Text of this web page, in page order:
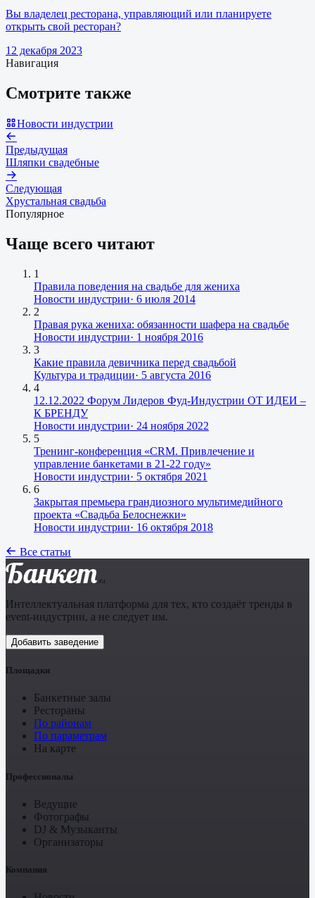
Вы владелец ресторана, управляющий или планируете
открыть свой ресторан?
12 декабря 2023
Навигация
Смотрите также
Новости индустрии
Предыдущая
Шляпки свадебные
Следующая
Хрустальная свадьба
Популярное
Чаще всего читают
1
Правила поведения на свадьбе для жениха
Новости индустрии· 6 июля 2014
2
Правая рука жениха: обязанности шафера на свадьбе
Новости индустрии· 1 ноября 2016
3
Какие правила девичника перед свадьбой
Культура и традиции· 5 августа 2016
4
12.12.2022 Форум Лидеров Фуд-Индустрии ОТ ИДЕИ –
К БРЕНДУ
Новости индустрии· 24 ноября 2022
5
Тренинг-конференция «CRM. Привлечение и
управление банкетами в 21-22 году»
Новости индустрии· 5 октября 2021
6
Закрытая премьера грандиозного мультимедийного
проекта «Свадьба Белоснежки»
Новости индустрии· 16 октября 2018
Все статьи
Банкет .ru
Интеллектуальная платформа для тех, кто создаёт тренды в
event-индустрии, а не следует им.
Добавить заведение
Площадки
Банкетные залы
Рестораны
По районам
По параметрам
На карте
Профессионалы
Ведущие
Фотографы
DJ & Музыканты
Организаторы
Компания